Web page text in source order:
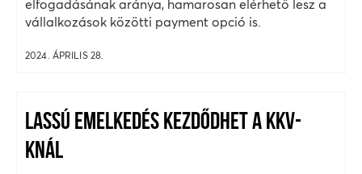
elfogadásának aránya, hamarosan elérhető lesz a
vállalkozások közötti payment opció is.
2024. ÁPRILIS 28.
LASSÚ EMELKEDÉS KEZDŐDHET A KKV-
KNÁL